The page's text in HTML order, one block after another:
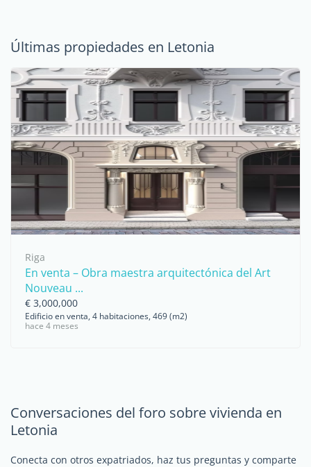
Últimas propiedades en Letonia
Riga
En venta – Obra maestra arquitectónica del Art
Nouveau ...
€ 3,000,000
Edificio en venta, 4 habitaciones, 469 (m2)
hace 4 meses
Conversaciones del foro sobre vivienda en
Letonia
Conecta con otros expatriados, haz tus preguntas y comparte